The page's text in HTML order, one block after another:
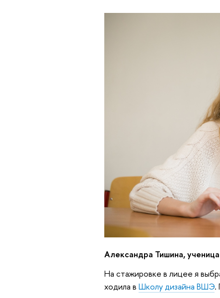
Александра Тишина,
На стажировке в лицее я
ходила в Школу дизайна ВШЭ.